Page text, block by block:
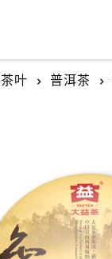
茶叶 普洱茶